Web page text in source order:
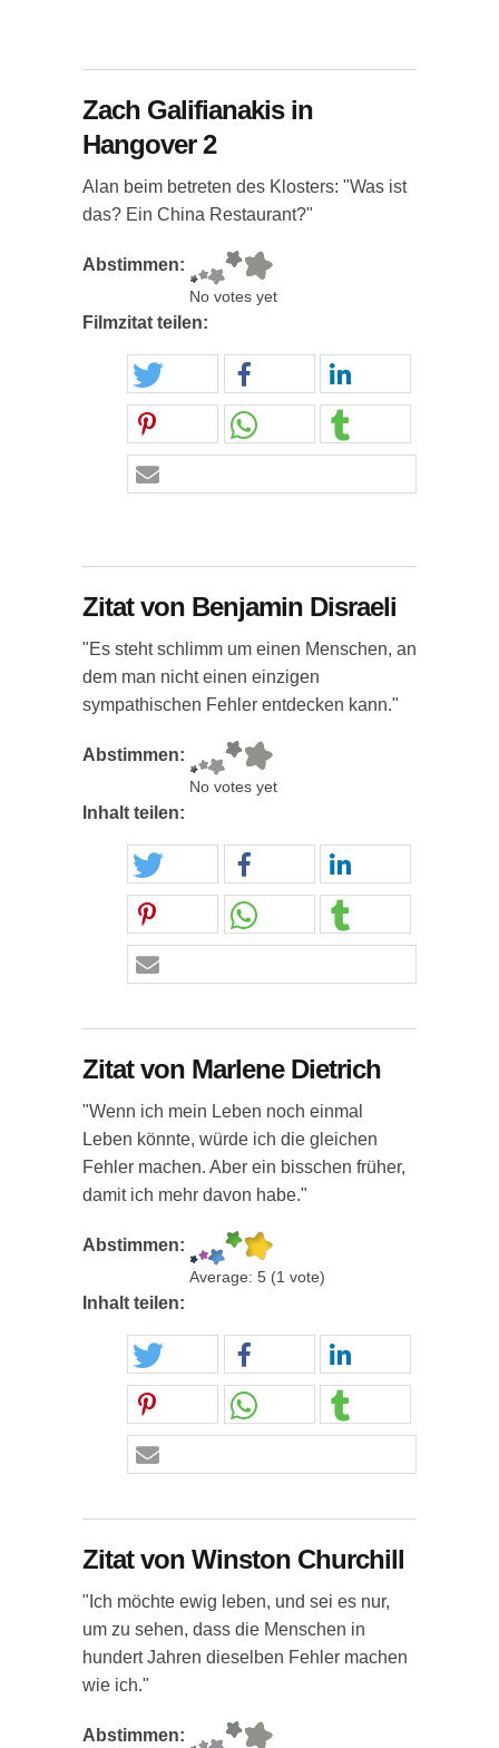
Zach Galifianakis in
Hangover 2
Alan beim betreten des Klosters: "Was ist
das? Ein China Restaurant?"
Abstimmen:
No votes yet
Filmzitat teilen:
Zitat von Benjamin Disraeli
"Es steht schlimm um einen Menschen, an
dem man nicht einen einzigen
sympathischen Fehler entdecken kann."
Abstimmen:
No votes yet
Inhalt teilen:
Zitat von Marlene Dietrich
"Wenn ich mein Leben noch einmal
Leben könnte, würde ich die gleichen
Fehler machen. Aber ein bisschen früher,
damit ich mehr davon habe."
Abstimmen:
Average: 5 (1 vote)
Inhalt teilen:
Zitat von Winston Churchill
"Ich möchte ewig leben, und sei es nur,
um zu sehen, dass die Menschen in
hundert Jahren dieselben Fehler machen
wie ich."
Abstimmen: